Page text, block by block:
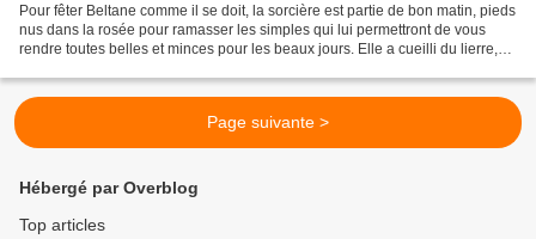
Pour fêter Beltane comme il se doit, la sorcière est partie de bon matin, pieds
nus dans la rosée pour ramasser les simples qui lui permettront de vous
rendre toutes belles et minces pour les beaux jours. Elle a cueilli du lierre,
Page suivante >
Hébergé par Overblog
Top articles